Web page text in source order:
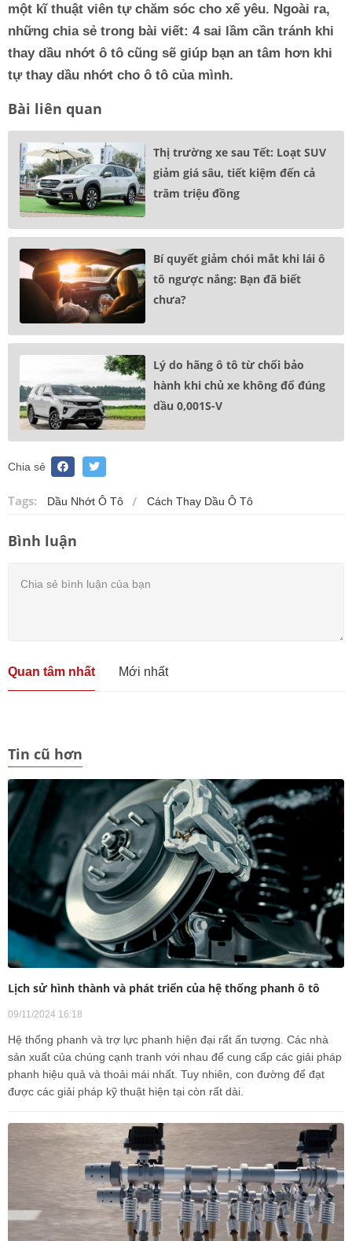
một kĩ thuật viên tự chăm sóc cho xế yêu. Ngoài ra,
những chia sẻ trong bài viết: 4 sai lầm cần tránh khi
thay dầu nhớt ô tô cũng sẽ giúp bạn an tâm hơn khi
tự thay dầu nhớt cho ô tô của mình.
Bài liên quan
Thị trường xe sau Tết: Loạt SUV
giảm giá sâu, tiết kiệm đến cả
trăm triệu đồng
Bí quyết giảm chói mắt khi lái ô
tô ngược nắng: Bạn đã biết
chưa?
Lý do hãng ô tô từ chối bảo
hành khi chủ xe không đổ đúng
dầu 0,001S-V
Chia sẻ
Tags: Dầu Nhớt Ô Tô Cách Thay Dầu Ô Tô
Bình luận
Quan tâm nhất Mới nhất
Tin cũ hơn
Lịch sử hình thành và phát triển của hệ thống phanh ô tô
09/11/2024 16:18
Hệ thống phanh và trợ lực phanh hiện đại rất ấn tượng. Các nhà
sản xuất của chúng cạnh tranh với nhau để cung cấp các giải pháp
phanh hiệu quả và thoải mái nhất. Tuy nhiên, con đường để đạt
được các giải pháp kỹ thuật hiện tại còn rất dài.